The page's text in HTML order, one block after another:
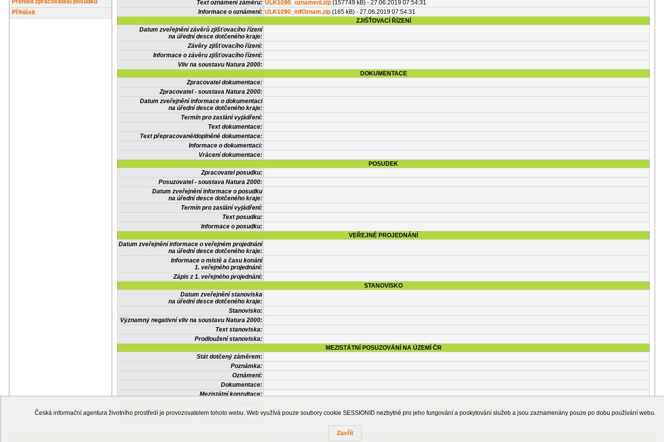
Přehled zpracovatelů posudků
Přihlásit
Text oznámení záměru: ULK1090_oznameni.zip (157749 kB) - 27.06.2019 07:54:31
Informace o oznámení: ULK1090_infOznam.zip (165 kB) - 27.06.2019 07:54:31
ZJIŠŤOVACÍ ŘÍZENÍ
Datum zveřejnění závěrů zjišťovacího řízení
na úřední desce dotčeného kraje:
Závěry zjišťovacího řízení:
Informace o závěru zjišťovacího řízení:
Vliv na soustavu Natura 2000:
DOKUMENTACE
Zpracovatel dokumentace:
Zpracovatel - soustava Natura 2000:
Datum zveřejnění informace o dokumentaci
na úřední desce dotčeného kraje:
Termín pro zaslání vyjádření:
Text dokumentace:
Text přepracované/doplněné dokumentace:
Informace o dokumentaci:
Vrácení dokumentace:
POSUDEK
Zpracovatel posudku:
Posuzovatel - soustava Natura 2000:
Datum zveřejnění informace o posudku
na úřední desce dotčeného kraje:
Termín pro zaslání vyjádření:
Text posudku:
Informace o posudku:
VEŘEJNÉ PROJEDNÁNÍ
Datum zveřejnění informace o veřejném projednání
na úřední desce dotčeného kraje:
Informace o místě a času konání
1. veřejného projednání:
Zápis z 1. veřejného projednání:
STANOVISKO
Datum zveřejnění stanoviska
na úřední desce dotčeného kraje:
Stanovisko:
Významný negativní vliv na soustavu Natura 2000:
Text stanoviska:
Prodloužení stanoviska:
MEZISTÁTNÍ POSUZOVÁNÍ NA ÚZEMÍ ČR
Stát dotčený záměrem:
Poznámka:
Oznámení:
Dokumentace:
Mezistátní konzultace:
OSTATNÍ INFORMACE
Česká informační agentura životního prostředí
Česká informační agentura životního prostředí je provozovatelem tohoto webu. Web využívá pouze soubory cookie SESSIONID nezbytné pro jeho fungování a poskytování služeb a jsou zaznamenány pouze po dobu používání webu.
Zavřít